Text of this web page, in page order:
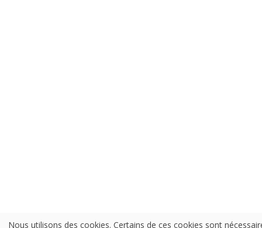
Nous utilisons des cookies. Certains de ces cookies sont